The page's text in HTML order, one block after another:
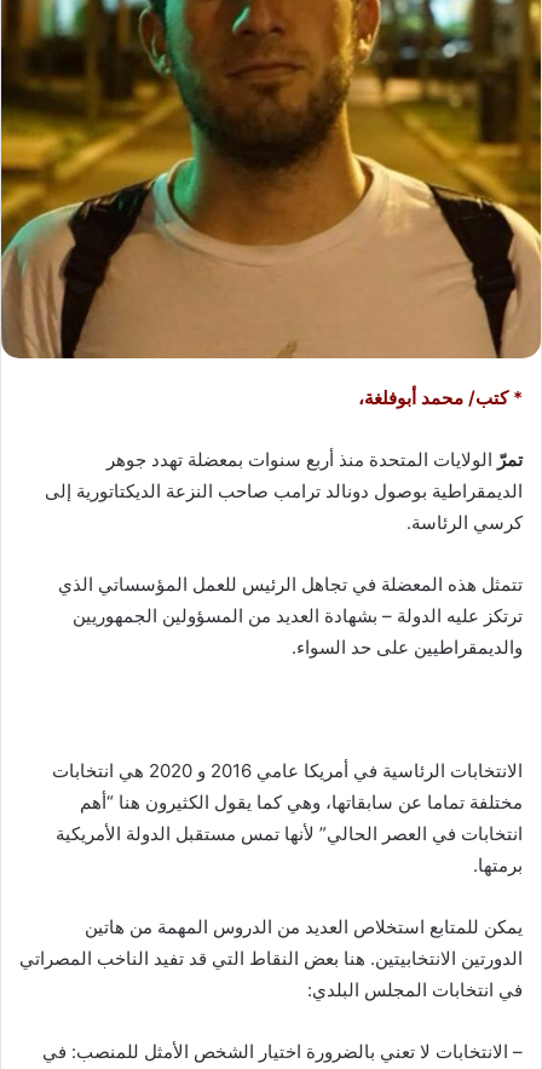
ا
إ
ل
ك
ر
و
* كتب/ محمد أبوفلغة،
تمرّ الولايات المتحدة منذ أربع سنوات بمعضلة تهدد جوهر
الديمقراطية بوصول دونالد ترامب صاحب النزعة الديكتاتورية إلى
كرسي الرئاسة.
تتمثل هذه المعضلة في تجاهل الرئيس للعمل المؤسساتي الذي
ترتكز عليه الدولة – بشهادة العديد من المسؤولين الجمهوريين
والديمقراطيين على حد السواء.
الانتخابات الرئاسية في أمريكا عامي 2016 و 2020 هي انتخابات
مختلفة تماما عن سابقاتها، وهي كما يقول الكثيرون هنا “أهم
انتخابات في العصر الحالي” لأنها تمس مستقبل الدولة الأمريكية
برمتها.
يمكن للمتابع استخلاص العديد من الدروس المهمة من هاتين
الدورتين الانتخابيتين. هنا بعض النقاط التي قد تفيد الناخب المصراتي
في انتخابات المجلس البلدي:
– الانتخابات لا تعني بالضرورة اختيار الشخص الأمثل للمنصب: في